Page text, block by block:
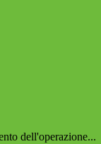
dell'operazione...